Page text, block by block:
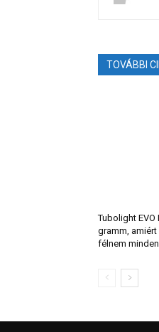
TOVÁBBI
Tubolight
gramm, amiért
félnem